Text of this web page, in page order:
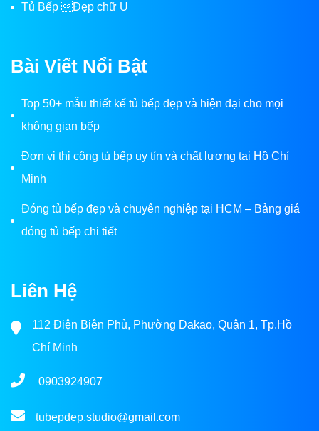
Tủ Bếp Đẹp chữ U
Bài Viết Nổi Bật
Top 50+ mẫu thiết kế tủ bếp đẹp và hiện đại cho mọi
không gian bếp
Đơn vị thi công tủ bếp uy tín và chất lượng tại Hồ Chí
Minh
Đóng tủ bếp đẹp và chuyên nghiệp tại HCM – Bảng giá
đóng tủ bếp chi tiết
Liên Hệ
112 Điện Biên Phủ, Phường Dakao, Quận 1, Tp.Hồ
Chí Minh
0903924907
tubepdep.studio@gmail.com